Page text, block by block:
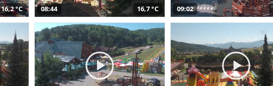
16,2 °C 08:44 16,7 °C 09:02